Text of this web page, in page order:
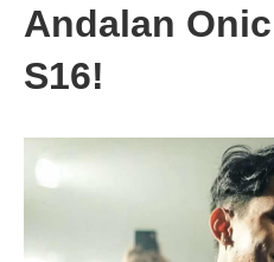
Andalan
S16!